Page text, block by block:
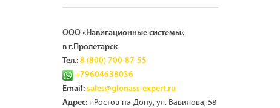
ООО «Навигационные системы»
в г.Пролетарск
Тел.: 8 (800) 700-87-55
+79604638036
Email: sales@glonass-expert.ru
Адрес:г.Ростов-на-Дону, ул. Вавилова, 58